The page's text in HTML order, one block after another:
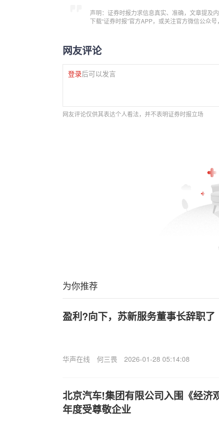
声明：证券时报力求信息真实、准确，文章提及
下载“证券时报”官方APP，或关注官方微信公众
网友评论
登录后可以发言
网友评论仅供其表达个人看法，并不表明证券时报立场
为你推荐
盈利?向下，苏新服务董事长辞职了
华声在线 何三畏 2026-01-28 05:14:08
北京汽车!集团有限公司入围《经
年度受尊敬企业